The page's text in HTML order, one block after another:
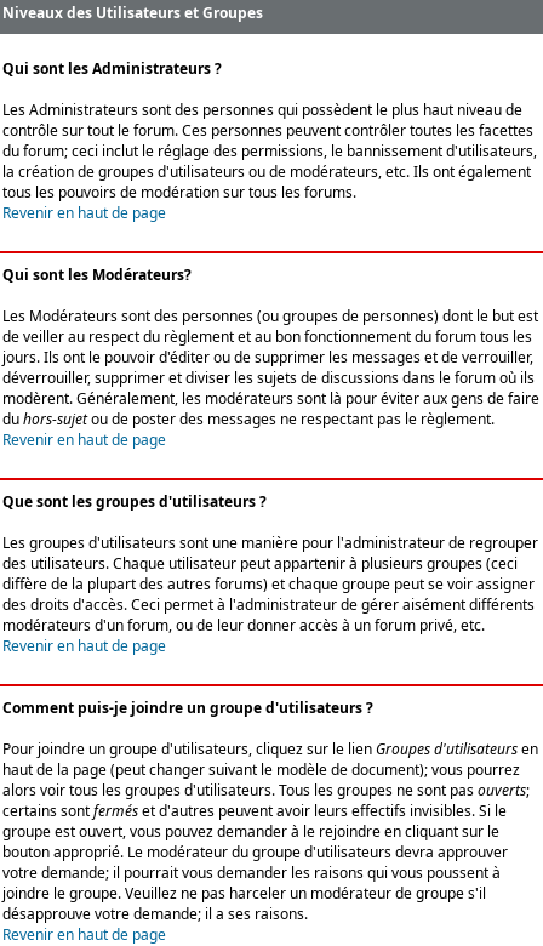
Niveaux des Utilisateurs et Groupes
Qui sont les Administrateurs ?
Les Administrateurs sont des personnes qui possèdent le plus haut niveau de
contrôle sur tout le forum. Ces personnes peuvent contrôler toutes les facettes
du forum; ceci inclut le réglage des permissions, le bannissement d'utilisateurs,
la création de groupes d'utilisateurs ou de modérateurs, etc. Ils ont également
tous les pouvoirs de modération sur tous les forums.
Revenir en haut de page
Qui sont les Modérateurs?
Les Modérateurs sont des personnes (ou groupes de personnes) dont le but est
de veiller au respect du règlement et au bon fonctionnement du forum tous les
jours. Ils ont le pouvoir d'éditer ou de supprimer les messages et de verrouiller,
déverrouiller, supprimer et diviser les sujets de discussions dans le forum où ils
modèrent. Généralement, les modérateurs sont là pour éviter aux gens de faire
duhors-sujetou de poster des messages ne respectant pas le règlement.
Revenir en haut de page
Que sont les groupes d'utilisateurs ?
Les groupes d'utilisateurs sont une manière pour l'administrateur de regrouper
des utilisateurs. Chaque utilisateur peut appartenir à plusieurs groupes (ceci
diffère de la plupart des autres forums) et chaque groupe peut se voir assigner
des droits d'accès. Ceci permet à l'administrateur de gérer aisément différents
modérateurs d'un forum, ou de leur donner accès à un forum privé, etc.
Revenir en haut de page
Comment puis-je joindre un groupe d'utilisateurs ?
Pour joindre un groupe d'utilisateurs, cliquez sur le lienGroupes d'utilisateursen
haut de la page (peut changer suivant le modèle de document); vous pourrez
alors voir tous les groupes d'utilisateurs. Tous les groupes ne sont pasouverts;
certains sontferméset d'autres peuvent avoir leurs effectifs invisibles. Si le
groupe est ouvert, vous pouvez demander à le rejoindre en cliquant sur le
bouton approprié. Le modérateur du groupe d'utilisateurs devra approuver
votre demande; il pourrait vous demander les raisons qui vous poussent à
joindre le groupe. Veuillez ne pas harceler un modérateur de groupe s'il
désapprouve votre demande; il a ses raisons.
Revenir en haut de page